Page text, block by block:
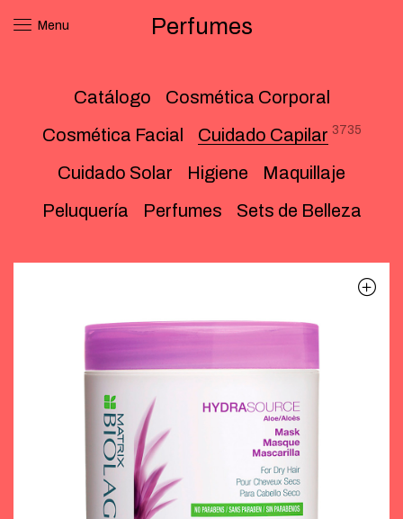
Menu Perfumes
Catálogo
Cosmética Corporal
Cosmética Facial
Cuidado Capilar 3735
Cuidado Solar Higiene
Maquillaje
Peluquería
Perfumes Sets de Belleza